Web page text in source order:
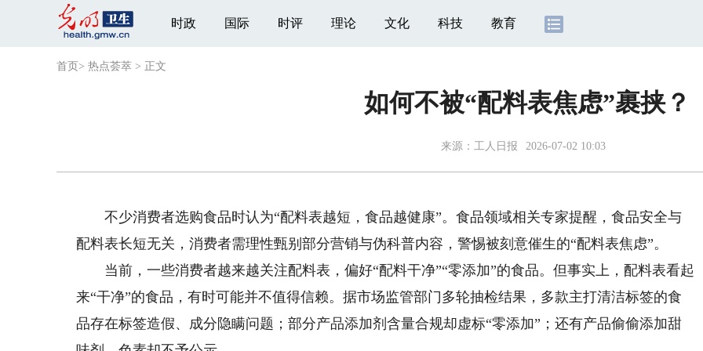
时政 国际 时评 理论 文化 科技 教育
首页 > 热点荟萃 > 正文
如何不被“配料表焦虑”裹挟？
来源： 工人日报 2026-07-02 10:03
不少消费者选购食品时认为“配料表越短，食品越健康”。食品领域相关专家提醒，食品安全与
配料表长短无关，消费者需理性甄别部分营销与伪科普内容，警惕被刻意催生的“配料表焦虑”。
当前，一些消费者越来越关注配料表，偏好“配料干净”“零添加”的食品。但事实上，配料表看起
来“干净”的食品，有时可能并不值得信赖。据市场监管部门多轮抽检结果，多款主打清洁标签的食
品存在标签造假、成分隐瞒问题；部分产品添加剂含量合规却虚标“零添加”；还有产品偷偷添加甜